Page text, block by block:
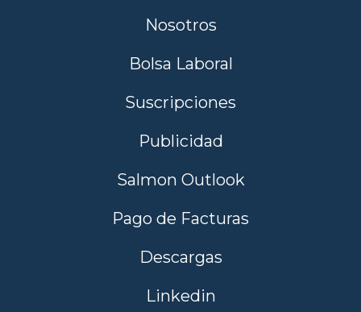
Nosotros
Bolsa Laboral
Suscripciones
Publicidad
Salmon Outlook
Pago de Facturas
Descargas
Linkedin